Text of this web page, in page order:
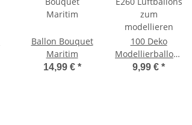
Ballon Bouquet
Maritim
14,99 € *
100 Deko
Modellierballons
E260 Luftballons
9,99 € *